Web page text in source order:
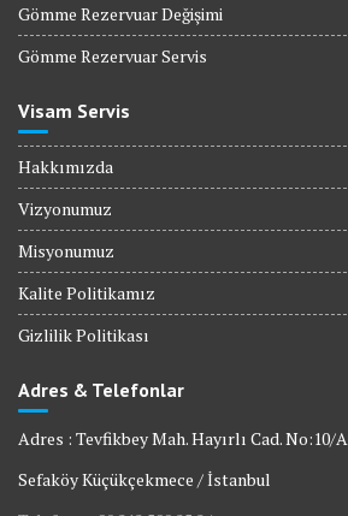
Gömme Rezervuar Değişimi
Gömme Rezervuar Servis
Visam Servis
Hakkımızda
Vizyonumuz
Misyonumuz
Kalite Politikamız
Gizlilik Politikası
Adres & Telefonlar
Adres : Tevfikbey Mah. Hayırlı Cad. No:10/A
Sefaköy Küçükçekmece / İstanbul